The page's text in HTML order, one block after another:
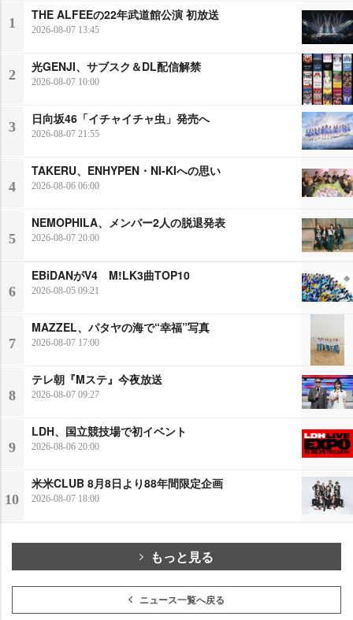
1
THE ALFEEの22年武道館公演 初放送
2026-08-07 13:45
2
光GENJI、サブスク＆DL配信解禁
2026-08-07 10:00
3
日向坂46「イチャイチャ虫」発売へ
2026-08-07 21:55
4
TAKERU、ENHYPEN・NI-KIへの思い
2026-08-06 06:00
5
NEMOPHILA、メンバー2人の脱退発表
2026-08-07 20:00
6
EBiDANがV4 M!LK3曲TOP10
2026-08-05 09:21
7
MAZZEL、パタヤの海で“幸福”写真
2026-08-07 17:00
8
テレ朝『Mステ』今夜放送
2026-08-07 09:27
9
LDH、国立競技場で初イベント
2026-08-06 20:00
10
米米CLUB 8月8日より88年間限定企画
2026-08-07 18:00
もっと見る
ニュース一覧へ戻る